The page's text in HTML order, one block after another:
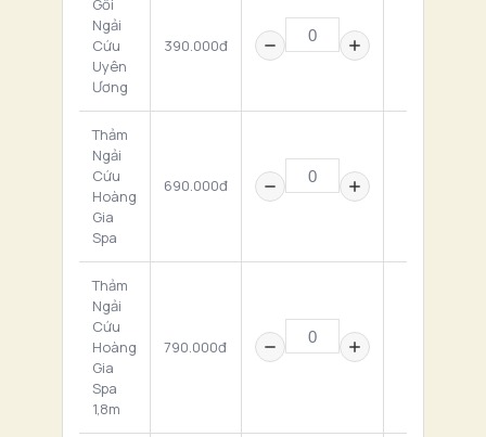
Gối
Ngải
Cứu
Uyên
Ương
390.000đ
Thảm
Ngải
Cứu
Hoàng
Gia
Spa
690.000đ
Thảm
Ngải
Cứu
Hoàng
Gia
Spa
1,8m
790.000đ